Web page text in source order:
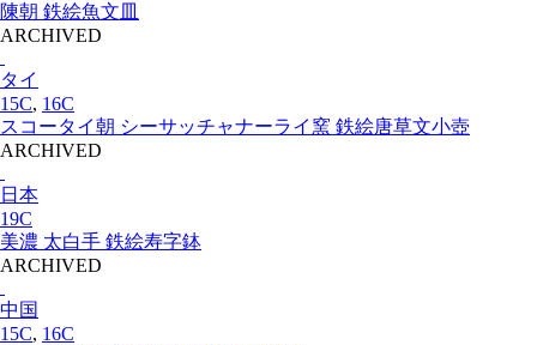
陳朝 鉄絵魚文皿
ARCHIVED
タイ
15C, 16C
スコータイ朝 シーサッチャナーライ窯 鉄絵唐草文小壺
ARCHIVED
日本
19C
美濃 太白手 鉄絵寿字鉢
ARCHIVED
中国
15C, 16C